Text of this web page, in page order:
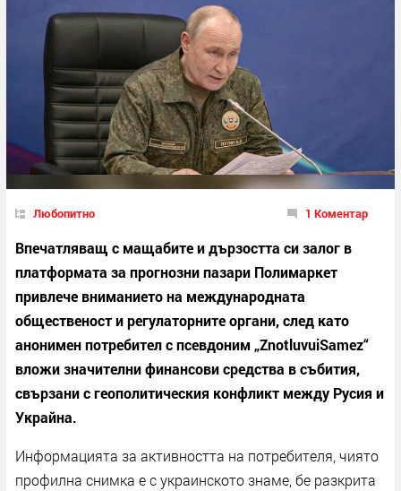
Любопитно 1 Коментар
Впечатляващ с мащабите и дързостта си залог в
платформата за прогнозни пазари Полимаркет
привлече вниманието на международната
общественост и регулаторните органи, след като
анонимен потребител с псевдоним „ZnotluvuiSamez“
вложи значителни финансови средства в събития,
свързани с геополитическия конфликт между Русия и
Украйна.
Информацията за активността на потребителя, чиято
профилна снимка е с украинското знаме, бе разкрита